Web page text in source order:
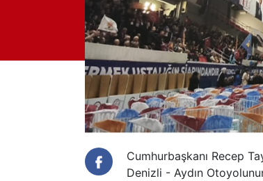
Cumhurbaşkanı Recep
Denizli - Aydın